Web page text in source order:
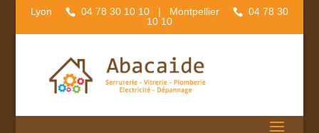
Lyon 04 78 30 10 10 | Montpellier
04 78 30
10 10